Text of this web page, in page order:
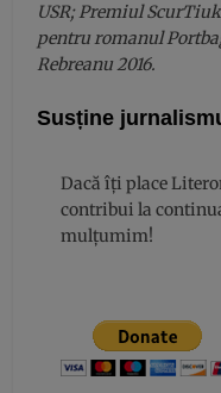
USR; Premiul
pentru romanul
Rebreanu 2016.
Susține
Dacă îți place
contribui la
mulțumim!